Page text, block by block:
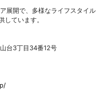
展開で、多様なライフスタイル
しています。
台3丁目34番12号